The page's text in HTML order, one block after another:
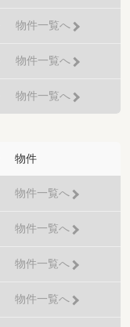
物件一覧へ
物件一覧へ
物件一覧へ
物件
物件一覧へ
物件一覧へ
物件一覧へ
物件一覧へ